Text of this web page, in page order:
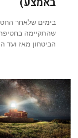
בימים שלאחר
שהתקיימה
הביטחון מאז ועד